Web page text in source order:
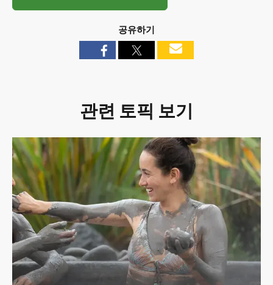
공유하기
관련 토픽 보기